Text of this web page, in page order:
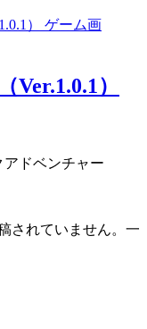
）
ドベンチャー
されていません。一